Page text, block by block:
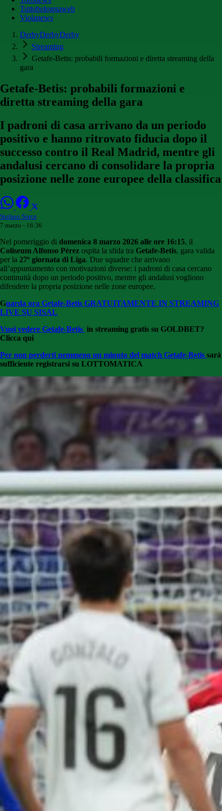
Tuttobolognaweb
Violanews
DerbyDerbyDerby
Streaming
Getafe-Betis: probabili formazioni e diretta streaming della
gara
Getafe-Betis: probabili formazioni e
diretta streaming della gara
I padroni di casa arrivano da un periodo
positivo e hanno ritrovato fiducia dopo il
successo contro il Real Madrid, mentre gli
andalusi cercano di consolidare la propria
posizione nelle zone europee della classifica
Stefano Sorce
7 marzo - 16:36
Nel pomeriggio di domenica 8 marzo 2026 alle ore 16:15, il
Coliseum Alfonso Pérez ospita la sfida tra Getafe-Betis, gara valida
per la 27ª giornata di Liga. Due squadre che arrivano
all’appuntamento con motivazioni diverse: i padroni di casa cercano
continuità dopo un periodo positivo, mentre gli andalusi vogliono
difendere la propria posizione nelle zone europee.
Guarda ora Getafe-Betis GRATUITAMENTE IN STREAMING
LIVE SU SISAL
Vuoi vedere Getafe-Betis in streaming gratis su GOLDBET?
Clicca qui
Per non perderti nemmeno un minuto del match Getafe-Betis sarà
sufficiente registrarsi su LOTTOMATICA